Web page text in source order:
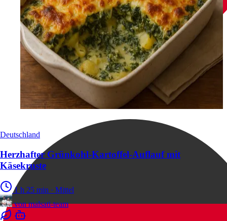
Deutschland
Herzhafter Grünkohl-Kartoffel-Auflauf mit
Käsekruste
1 h 25 min · Mittel
von malsati-team